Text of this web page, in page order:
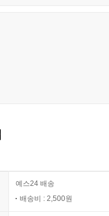
예스24 배송
배송비 : 2,500원